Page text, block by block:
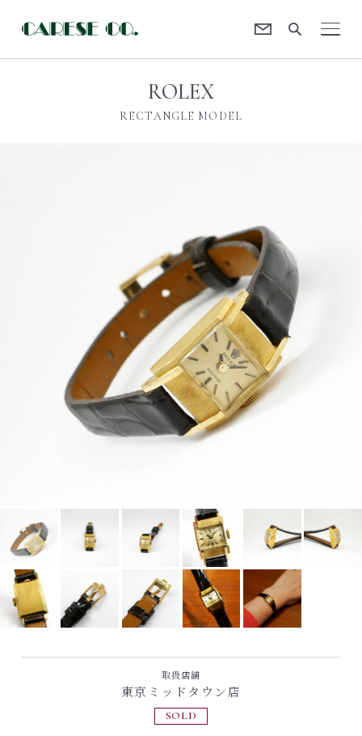
ROLEX
RECTANGLE MODEL
取扱店舗
東京ミッドタウン店
SOLD